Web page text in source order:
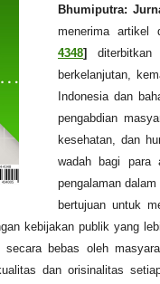
Bhumiputra:
menerima artikel
4348]
diterbitkan
berkelanjutan,
Indonesia dan
pengabdian
kesehatan, dan
wadah bagi para
pengalaman
bertujuan untuk
kebijakan publik yang
bebas oleh
dan orisinalitas